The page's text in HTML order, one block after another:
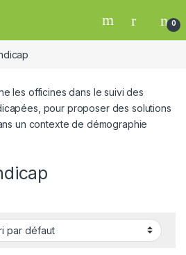
0
les officines dans le suivi des
pour proposer des solutions
un contexte de démographie